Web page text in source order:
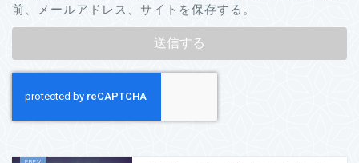
前、メールアドレス、サイトを保存する。